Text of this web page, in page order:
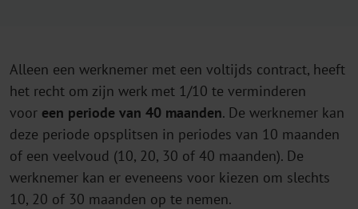
Alleen een werknemer met een voltijds contract, heeft
het recht om zijn werk met 1/10 te verminderen
voor een periode van 40 maanden. De werknemer kan
deze periode opsplitsen in periodes van 10 maanden
of een veelvoud (10, 20, 30 of 40 maanden). De
werknemer kan er eveneens voor kiezen om slechts
10, 20 of 30 maanden op te nemen.